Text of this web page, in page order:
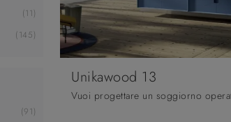
11
145
91
Unikawood 13